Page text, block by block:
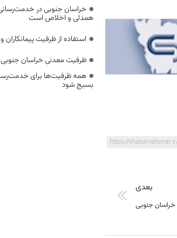
https://
بعدی
خراسان جنوبی در خدمت‌رسانی
همدلی و اخلاص است
استفاده از ظرفیت
ظرفیت معدنی خراسان
همه ظرفیت‌ها برای
بسیج شود